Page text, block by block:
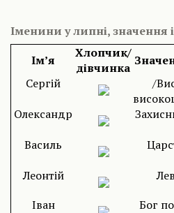
Іменини у липні, значення
Ім’я
Хлопчик/
дівчинка
Сергій
/
Олександр
Василь
Леонтій
Іван
Бог